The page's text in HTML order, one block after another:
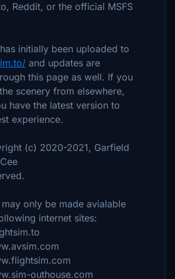
Reddit, or the official MSFS
initially been uploaded to
and updates are
this page as well. If you
scenery from elsewhere,
have the latest version to
experience.
(c) 2020-2021, Garfield
only be made avialable
internet sites:
outhouse.com